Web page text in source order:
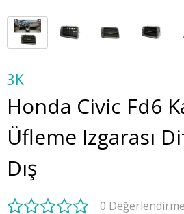
3K
Honda Civic Fd6
Üfleme Izgarası
Dış
0 Değerlendirme